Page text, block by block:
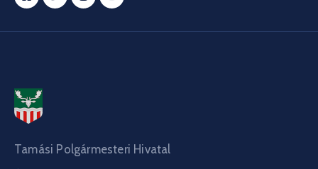
Tamási Polgármesteri Hivatal